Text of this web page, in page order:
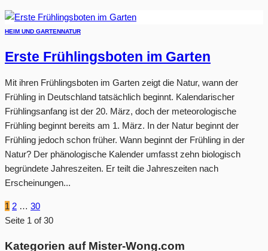
HEIM UND GARTEN NATUR
Erste Frühlingsboten im Garten
Mit ihren Frühlingsboten im Garten zeigt die Natur, wann der
Frühling in Deutschland tatsächlich beginnt. Kalendarischer
Frühlingsanfang ist der 20. März, doch der meteorologische
Frühling beginnt bereits am 1. März. In der Natur beginnt der
Frühling jedoch schon früher. Wann beginnt der Frühling in der
Natur? Der phänologische Kalender umfasst zehn biologisch
begründete Jahreszeiten. Er teilt die Jahreszeiten nach
Erscheinungen...
1 2 … 30
Seite 1 of 30
Kategorien auf Mister-Wong.com